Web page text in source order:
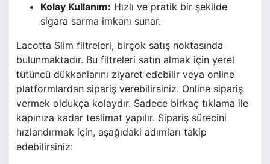
Kolay Kullanım: Hızlı ve pratik bir şekilde
sigara sarma imkanı sunar.
Lacotta Slim filtreleri, birçok satış noktasında
bulunmaktadır. Bu filtreleri satın almak için yerel
tütüncü dükkanlarını ziyaret edebilir veya online
platformlardan sipariş verebilirsiniz. Online sipariş
vermek oldukça kolaydır. Sadece birkaç tıklama ile
kapınıza kadar teslimat yapılır. Sipariş sürecini
hızlandırmak için, aşağıdaki adımları takip
edebilirsiniz: